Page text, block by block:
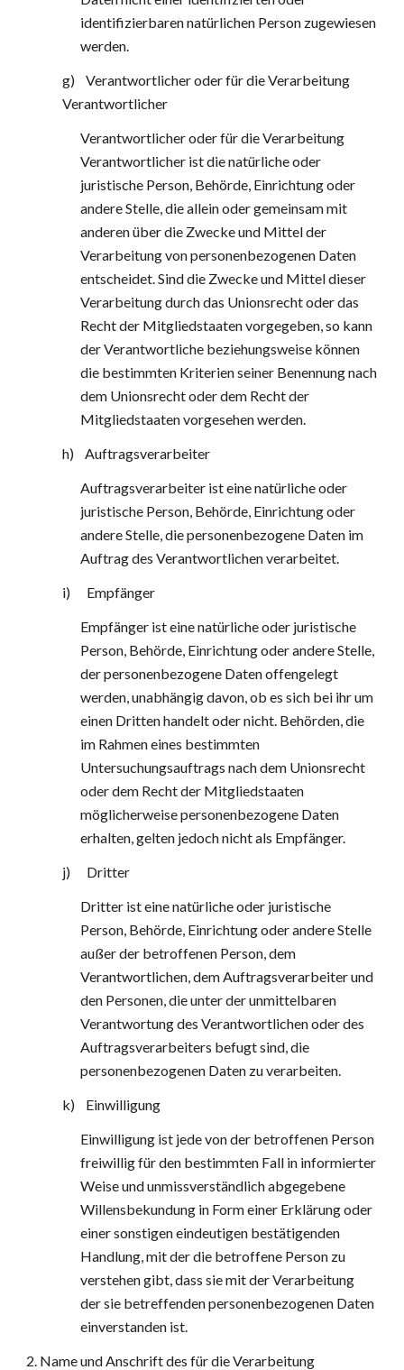
identifizierbaren natürlichen Person zugewiesen
werden.
g)    Verantwortlicher oder für die Verarbeitung
Verantwortlicher
Verantwortlicher oder für die Verarbeitung
Verantwortlicher ist die natürliche oder
juristische Person, Behörde, Einrichtung oder
andere Stelle, die allein oder gemeinsam mit
anderen über die Zwecke und Mittel der
Verarbeitung von personenbezogenen Daten
entscheidet. Sind die Zwecke und Mittel dieser
Verarbeitung durch das Unionsrecht oder das
Recht der Mitgliedstaaten vorgegeben, so kann
der Verantwortliche beziehungsweise können
die bestimmten Kriterien seiner Benennung nach
dem Unionsrecht oder dem Recht der
Mitgliedstaaten vorgesehen werden.
h)    Auftragsverarbeiter
Auftragsverarbeiter ist eine natürliche oder
juristische Person, Behörde, Einrichtung oder
andere Stelle, die personenbezogene Daten im
Auftrag des Verantwortlichen verarbeitet.
i)      Empfänger
Empfänger ist eine natürliche oder juristische
Person, Behörde, Einrichtung oder andere Stelle,
der personenbezogene Daten offengelegt
werden, unabhängig davon, ob es sich bei ihr um
einen Dritten handelt oder nicht. Behörden, die
im Rahmen eines bestimmten
Untersuchungsauftrags nach dem Unionsrecht
oder dem Recht der Mitgliedstaaten
möglicherweise personenbezogene Daten
erhalten, gelten jedoch nicht als Empfänger.
j)      Dritter
Dritter ist eine natürliche oder juristische
Person, Behörde, Einrichtung oder andere Stelle
außer der betroffenen Person, dem
Verantwortlichen, dem Auftragsverarbeiter und
den Personen, die unter der unmittelbaren
Verantwortung des Verantwortlichen oder des
Auftragsverarbeiters befugt sind, die
personenbezogenen Daten zu verarbeiten.
k)    Einwilligung
Einwilligung ist jede von der betroffenen Person
freiwillig für den bestimmten Fall in informierter
Weise und unmissverständlich abgegebene
Willensbekundung in Form einer Erklärung oder
einer sonstigen eindeutigen bestätigenden
Handlung, mit der die betroffene Person zu
verstehen gibt, dass sie mit der Verarbeitung
der sie betreffenden personenbezogenen Daten
einverstanden ist.
2. Name und Anschrift des für die Verarbeitung